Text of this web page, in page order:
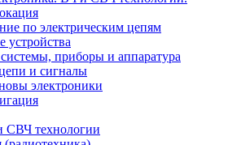
по электрическим цепям
приборы и аппаратура
и сигналы
электроники
СВЧ технологии